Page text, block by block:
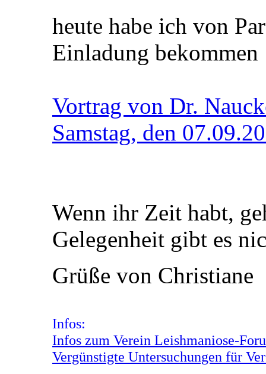
heute habe ich von
Einladung bekommen
Vortrag von Dr.
Samstag, den
Wenn ihr Zeit habt,
Gelegenheit gibt es
Grüße von Christiane
Infos:
Infos zum Verein Leishmaniose-
Vergünstigte Untersuchungen für